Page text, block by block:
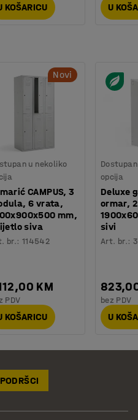
KOŠARICU U
Novi
u nekoliko
CAMPUS, 3
6 vrata,
mm,
siva
br.: 114542
KM
PDV
KOŠARICU
opcija
Deluxe
ormar,
sivi
Art. br.:
bez PDV
U